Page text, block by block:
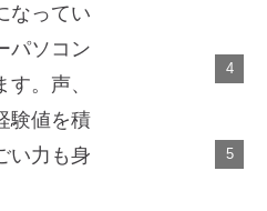
なってい
パソコン
。声、
験値を積
い力も身